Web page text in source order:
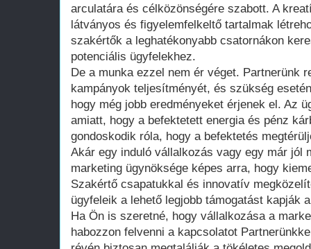
arculatára és célközönségére szabott. A
látványos és figyelemfelkeltő tartalmak
szakértők a leghatékonyabb csatornákon
potenciális ügyfelekhez.
De a munka ezzel nem ér véget. Partnerünk
kampányok teljesítményét, és szükség
hogy még jobb eredményeket érjenek el. Az
amiatt, hogy a befektetett energia és pénz
gondoskodik róla, hogy a befektetés
Akár egy induló vállalkozás vagy egy már jól
marketing ügynöksége képes arra, hogy
Szakértő csapatukkal és innovatív
ügyfeleik a lehető legjobb támogatást kapják
Ha Ön is szeretné, hogy vállalkozása a
habozzon felvenni a kapcsolatot